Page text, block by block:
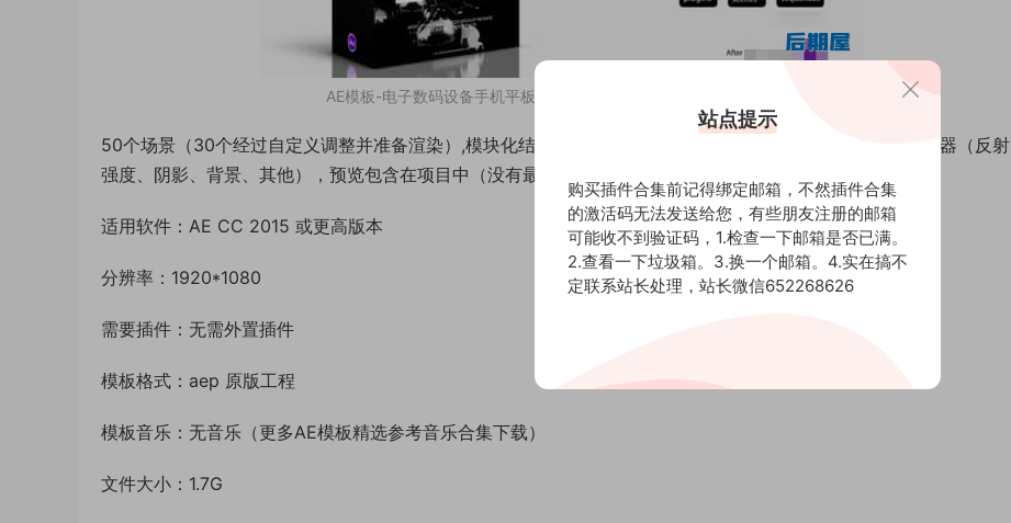
AE模板-电子数码设备手机平板界面展示宣传动画 Device Mockup Kit
50个场景（30个经过自定义调整并准备渲染）,模块化结构，快速、轻松的定制，使用图像或视频，编辑控制器（反射
强度、阴影、背景、其他），预览包含在项目中（没有最终场景）。
适用软件：AE CC 2015 或更高版本
分辨率：1920*1080
需要插件：无需外置插件
模板格式：aep 原版工程
模板音乐：无音乐（更多AE模板精选参考音乐合集下载）
文件大小：1.7G
站点提示
购买插件合集前记得绑定邮箱，不然插件合集
的激活码无法发送给您，有些朋友注册的邮箱
可能收不到验证码，1.检查一下邮箱是否已满。
2.查看一下垃圾箱。3.换一个邮箱。4.实在搞不
定联系站长处理，站长微信652268626